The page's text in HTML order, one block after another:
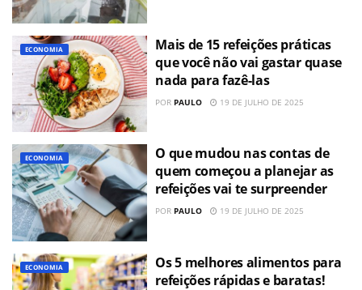
ECONOMIA
Mais de 15 refeições práticas
que você não vai gastar quase
nada para fazê-las
POR PAULO 19 DE JULHO DE 2025
ECONOMIA
O que mudou nas contas de
quem começou a planejar as
refeições vai te surpreender
POR PAULO 19 DE JULHO DE 2025
ECONOMIA
Os 5 melhores alimentos para
refeições rápidas e baratas!